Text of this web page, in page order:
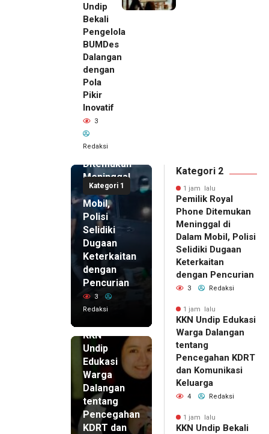
Undip
Bekali
Pengelola
BUMDes
Dalangan
dengan
Pola
Pikir
Inovatif
3
Redaksi
Kategori 1
1 jam lalu
Pemilik
Royal
Phone
Ditemukan
Meninggal
di Dalam
Mobil,
Polisi
Selidiki
Dugaan
Keterkaitan
dengan
Pencurian
3
Redaksi
KKN
Undip
Edukasi
Warga
Dalangan
tentang
Pencegahan
KDRT dan
Kategori 2
1 jam lalu
Pemilik Royal
Phone Ditemukan
Meninggal di
Dalam Mobil, Polisi
Selidiki Dugaan
Keterkaitan
dengan Pencurian
3 Redaksi
1 jam lalu
KKN Undip Edukasi
Warga Dalangan
tentang
Pencegahan KDRT
dan Komunikasi
Keluarga
4 Redaksi
1 jam lalu
KKN Undip Bekali